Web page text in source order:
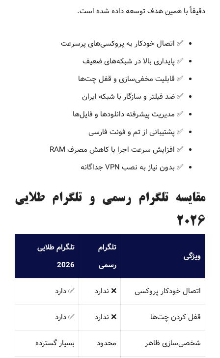
دقیقاً با همین هدف توسعه داده شده است.
✅ اتصال خودکار به پروکسی‌های پرسرعت
✅ پایداری بالا در شبکه‌های ضعیف
✅ قابلیت مخفی‌سازی و قفل چت‌ها
✅ ضد فیلتر و سازگار با شبکه ایران
✅ مدیریت پیشرفته دانلودها و فایل‌ها
✅ پشتیبانی از تم و فونت فارسی
✅ افزایش سرعت اجرا با کاهش مصرف RAM
✅ بدون نیاز به نصب VPN جداگانه
مقایسه تلگرام رسمی و تلگرام طلایی
2026
ویژگی
تلگرام
رسمی
تلگرام طلایی
2026
اتصال خودکار پروکسی ❌ ندارد ✅ دارد
قفل کردن چت‌ها ❌ ندارد ✅ دارد
شخصی‌سازی ظاهر محدود بسیار گسترده